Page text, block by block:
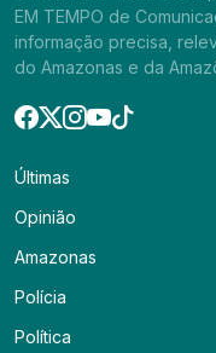
EM TEMPO de
informação precisa,
do Amazonas e da
Últimas
Opinião
Amazonas
Polícia
Política